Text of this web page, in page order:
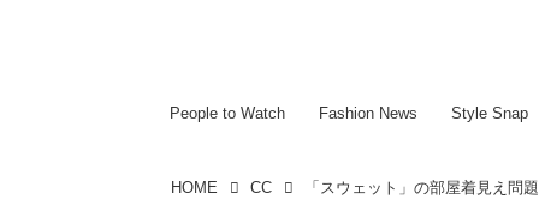
People to Watch Fashion News Style Snap
HOME CC